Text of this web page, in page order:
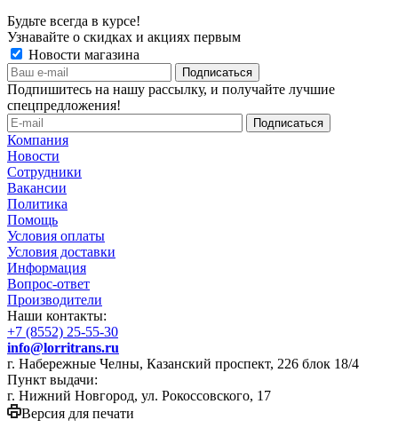
Будьте всегда в курсе!
Узнавайте о скидках и акциях первым
Новости магазина
Подпишитесь на нашу рассылку, и получайте лучшие
спецпредложения!
Компания
Новости
Сотрудники
Вакансии
Политика
Помощь
Условия оплаты
Условия доставки
Информация
Вопрос-ответ
Производители
Наши контакты:
+7 (8552) 25-55-30
info@lorritrans.ru
г. Набережные Челны, Казанский проспект, 226 блок 18/4
Пункт выдачи:
г. Нижний Новгород, ул. Рокоссовского, 17
Версия для печати